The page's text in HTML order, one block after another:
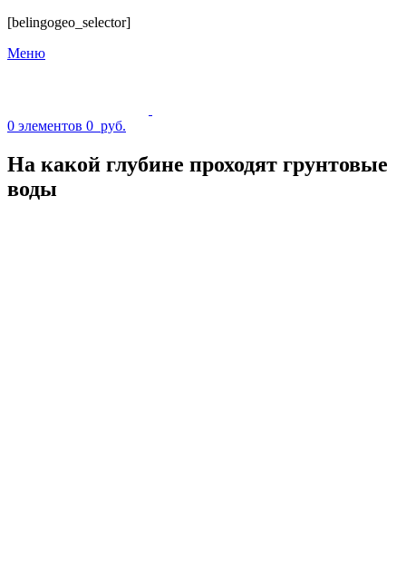
[belingogeo_selector]
Меню
0 элементов 0 руб.
На какой глубине проходят грунтовые
воды